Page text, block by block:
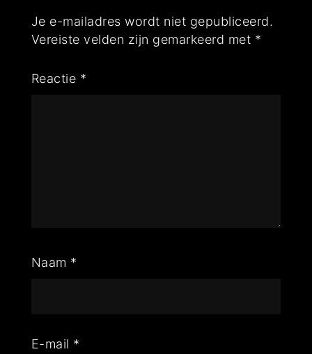
Je e-mailadres wordt niet gepubliceerd.
Vereiste velden zijn gemarkeerd met *
Reactie *
Naam *
E-mail *